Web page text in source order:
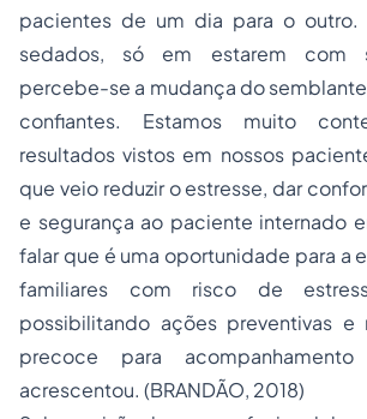
pacientes de um dia para o outro.
sedados, só em estarem com
percebe-se a mudança do
confiantes. Estamos muito
resultados vistos em nossos
que veio reduzir o estresse, dar
e segurança ao paciente internado
falar que é uma oportunidade para a
familiares com risco de
possibilitando ações preventivas e
precoce para acompanhamento
acrescentou. (BRANDÃO, 2018)